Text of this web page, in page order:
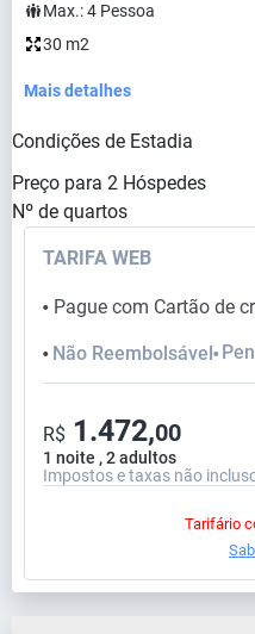
Max.:4 Pessoa
30 m2
Mais detalhes
Condições de Estadia
Preço para 2 Hóspedes
Nº de quartos
TARIFA WEB
⬤ Pague com Cartão de
⬤ Não Reembolsável ⬤
1 noite , 2 adultos
R$ 1.472,00
Impostos e taxas não
Tarifário